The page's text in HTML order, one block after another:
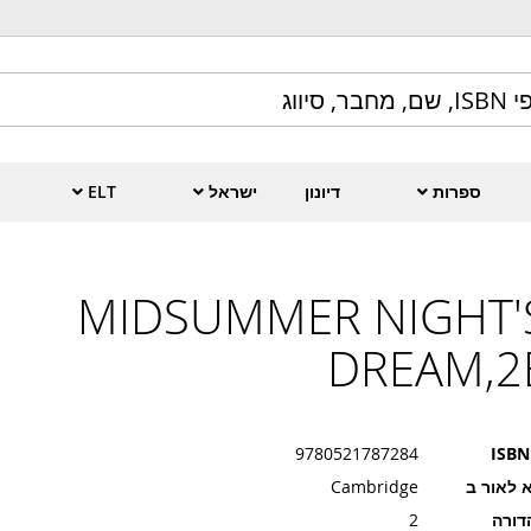
ספרות דיונון ישראל ELT
MIDSUMMER
9780521787284
לאור ב
Cambridge
2